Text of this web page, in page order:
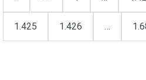
1.425 1.426 …